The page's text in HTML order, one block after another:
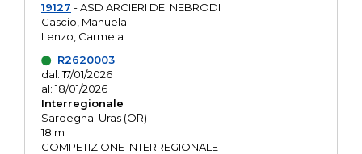
19127 - ASD ARCIERI DEI NEBRODI
Cascio, Manuela
Lenzo, Carmela
R2620003
dal: 17/01/2026
al: 18/01/2026
Interregionale
Sardegna: Uras (OR)
18 m
COMPETIZIONE INTERREGIONALE